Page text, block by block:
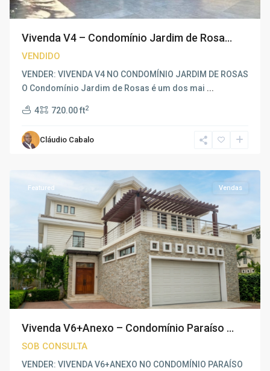
Vivenda V4 – Condomínio Jardim de Rosa...
VENDIDO
VENDER: VIVENDA V4 NO CONDOMÍNIO JARDIM DE ROSAS
O Condomínio Jardim de Rosas é um dos mai ...
4 720.00 ft2
Cláudio Cabalo
Talatona,
Featured Vendas
Vivenda V6+Anexo – Condomínio Paraíso ...
SOB CONSULTA
VENDER: VIVENDA V6+ANEXO NO CONDOMÍNIO PARAÍSO